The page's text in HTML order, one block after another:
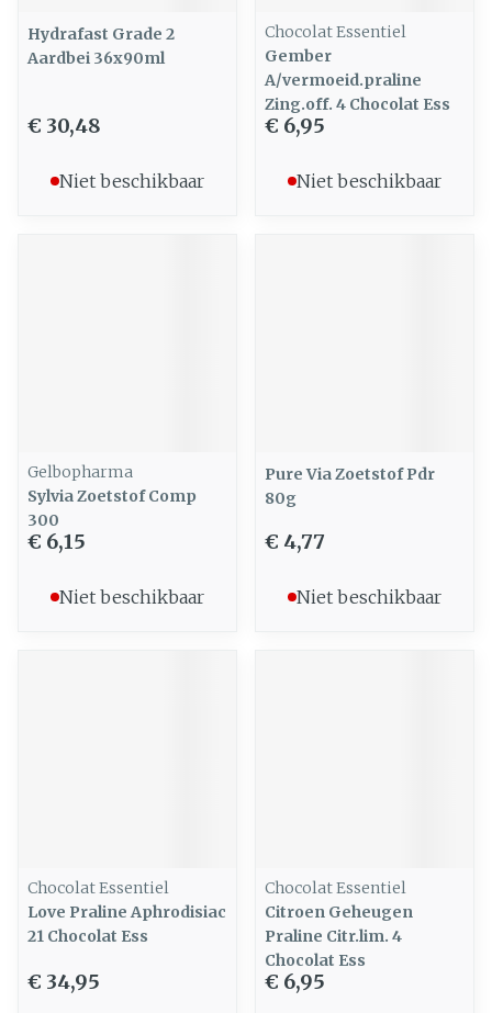
Hydrafast Grade 2
Aardbei 36x90ml
€ 30,48
Niet beschikbaar
Chocolat Essentiel
Gember
A/vermoeid.praline
Zing.off. 4 Chocolat Ess
€ 6,95
Niet beschikbaar
Gelbopharma
Sylvia Zoetstof Comp
300
€ 6,15
Niet beschikbaar
Pure Via Zoetstof Pdr
80g
€ 4,77
Niet beschikbaar
Chocolat Essentiel
Love Praline Aphrodisiac
21 Chocolat Ess
€ 34,95
Chocolat Essentiel
Citroen Geheugen
Praline Citr.lim. 4
Chocolat Ess
€ 6,95